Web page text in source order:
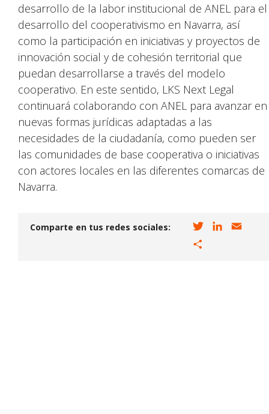
desarrollo de la labor institucional de ANEL para el
desarrollo del cooperativismo en Navarra, así
como la participación en iniciativas y proyectos de
innovación social y de cohesión territorial que
puedan desarrollarse a través del modelo
cooperativo. En este sentido, LKS Next Legal
continuará colaborando con ANEL para avanzar en
nuevas formas jurídicas adaptadas a las
necesidades de la ciudadanía, como pueden ser
las comunidades de base cooperativa o iniciativas
con actores locales en las diferentes comarcas de
Navarra.
Comparte en tus redes sociales: